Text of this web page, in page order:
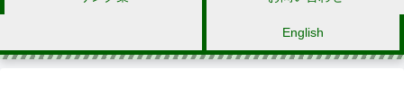
English